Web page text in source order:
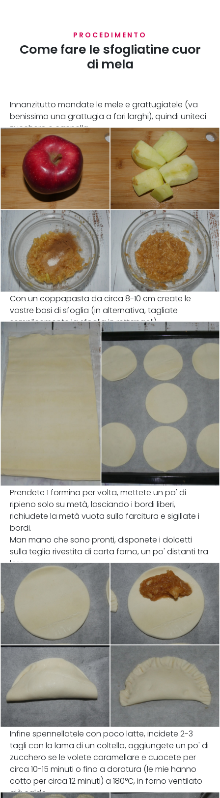
PROCEDIMENTO
Come fare le sfogliatine cuor
di mela
Innanzitutto mondate le mele e grattugiatele (va
benissimo una grattugia a fori larghi), quindi uniteci
zucchero e cannella.
Con un coppapasta da circa 8-10 cm create le
vostre basi di sfoglia (in alternativa, tagliate
semplicemente la sfoglia in rettangoli).
Prendete 1 formina per volta, mettete un po' di
ripieno solo su metà, lasciando i bordi liberi,
richiudete la metà vuota sulla farcitura e sigillate i
bordi.
Man mano che sono pronti, disponete i dolcetti
sulla teglia rivestita di carta forno, un po' distanti tra
loro.
Infine spennellatele con poco latte, incidete 2-3
tagli con la lama di un coltello, aggiungete un po' di
zucchero se le volete caramellare e cuocete per
circa 10-15 minuti o fino a doratura (le mie hanno
cotto per circa 12 minuti) a 180°C, in forno ventilato
già caldo.